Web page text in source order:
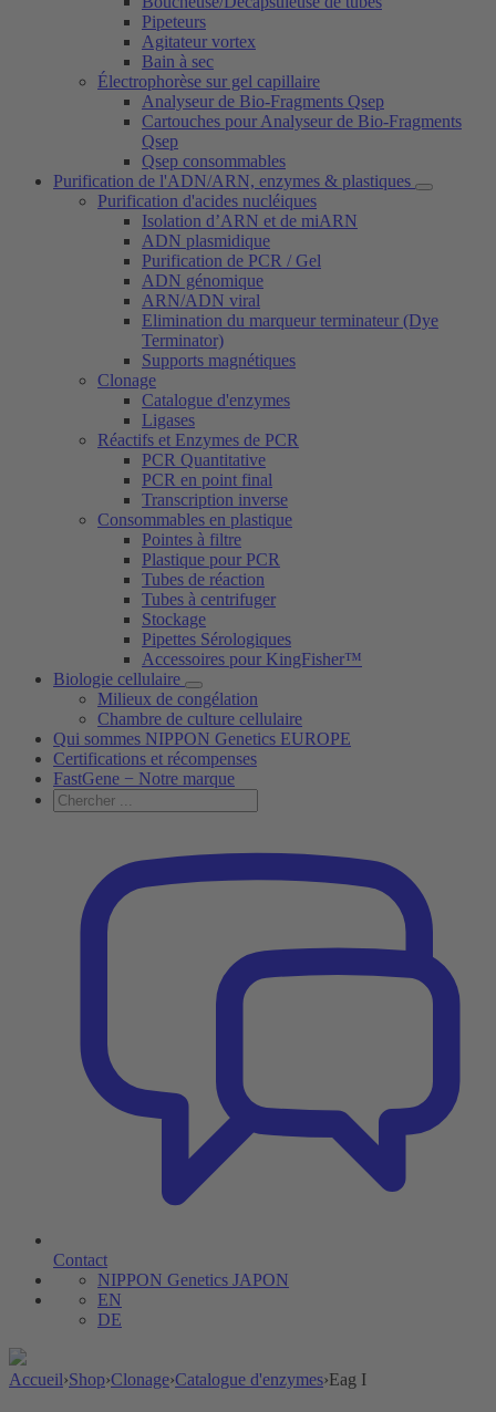
Pipeteurs
Agitateur vortex
Bain à sec
Électrophorèse sur gel capillaire
Analyseur de Bio-Fragments Qsep
Cartouches pour Analyseur de Bio-Fragments
Qsep
Qsep consommables
Purification de l'ADN/ARN, enzymes & plastiques
Purification d'acides nucléiques
Isolation d’ARN et de miARN
ADN plasmidique
Purification de PCR / Gel
ADN génomique
ARN/ADN viral
Elimination du marqueur terminateur (Dye
Terminator)
Supports magnétiques
Clonage
Catalogue d'enzymes
Ligases
Réactifs et Enzymes de PCR
PCR Quantitative
PCR en point final
Transcription inverse
Consommables en plastique
Pointes à filtre
Plastique pour PCR
Tubes de réaction
Tubes à centrifuger
Stockage
Pipettes Sérologiques
Accessoires pour KingFisher™
Biologie cellulaire
Milieux de congélation
Chambre de culture cellulaire
Qui sommes NIPPON Genetics EUROPE
Certifications et récompenses
FastGene − Notre marque
Contact
NIPPON Genetics JAPON
EN
DE
Accueil›Shop›Clonage›Catalogue d'enzymes›Eag I